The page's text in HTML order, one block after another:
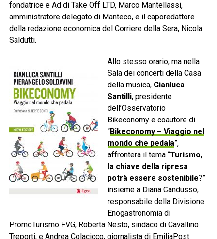
fondatrice e Ad di Take Off LTD, Marco Mantellassi,
amministratore delegato di Manteco, e il caporedattore
della redazione economica del Corriere della Sera, Nicola
Saldutti.
Allo stesso orario, ma nella
Sala dei concerti della Casa
della musica, Gianluca
Santilli, presidente
dell’Osservatorio
Bikeconomy e coautore di
“Bikeconomy – Viaggio nel
mondo che pedala”,
affronterà il tema “Turismo,
la chiave della ripresa
potrà essere sostenibile?”
insieme a Diana Candusso,
responsabile della Divisione
Enogastronomia di
PromoTurismo FVG, Roberta Nesto, sindaco di Cavallino
Treporti, e Andrea Colacicco, giornalista di EmiliaPost.